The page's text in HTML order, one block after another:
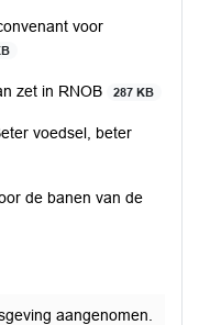
voor
zet in RNOB 287 KB
voedsel, beter
de banen van de
aangenomen.